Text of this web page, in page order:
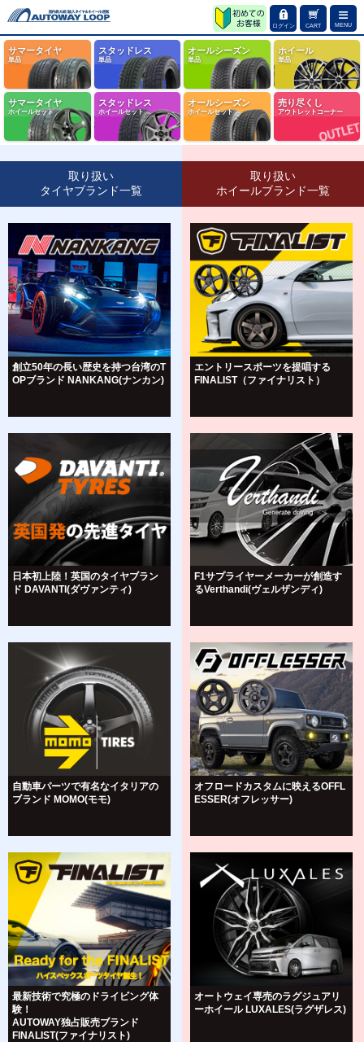
ログイン CART MENU
サマータイヤ
単品
スタッドレス
単品
オールシーズン
単品
ホイール
単品
サマータイヤ
ホイールセット
スタッドレス
ホイールセット
オールシーズン
ホイールセット
売り尽くし
アウトレットコーナー
取り扱い
タイヤブランド一覧
創立50年の長い歴史を持つ台湾のT
OPブランド NANKANG(ナンカン)
日本初上陸！英国のタイヤブラン
ド DAVANTI(ダヴァンティ)
自動車パーツで有名なイタリアの
ブランド MOMO(モモ)
最新技術で究極のドライビング体
験！
AUTOWAY独占販売ブランド
FINALIST(ファイナリスト)
取り扱い
ホイールブランド一覧
エントリースポーツを提唱する
FINALIST（ファイナリスト）
F1サプライヤーメーカーが創造す
るVerthandi(ヴェルザンディ)
オフロードカスタムに映えるOFFL
ESSER(オフレッサー)
オートウェイ専売のラグジュアリ
ーホイール LUXALES(ラグザレス)